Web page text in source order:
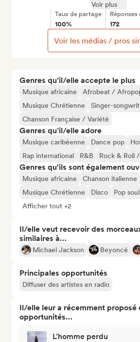
Genres qu’il/elle accepte le plus
Musique africaine
Afrobeat /
Musique Chrétienne
Singer-
Chanson Française / Variété
Genres qu’il/elle adore
Musique caribéenne Dance pop
Rap international
R&B Rock & Roll
Genres qu'ils sont également
Musique africaine
Chanson italienne
Musique Chrétienne
Disco Pop soul
Afficher tout +2
Il/elle veut recevoir des
similaires à…
Michael Jackson Beyoncé
Principales opportunités
Diffuser des artistes en radio
Il/elle leur a récemment proposé
opportunités…
L’homme perdu
Voir plus
Taux de partage
100%
Réponses
172
Voir les médias / pros